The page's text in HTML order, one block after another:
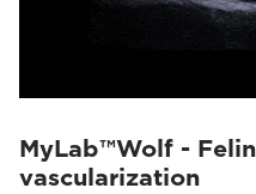
MyLab™Wolf -
vascularization